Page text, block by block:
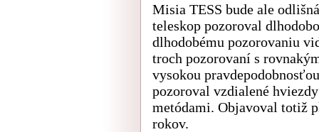
Misia TESS bude ale
teleskop pozoroval
dlhodobému pozorovaniu
troch pozorovaní s
vysokou
pozoroval vzdialené
metódami. Objavoval totiž
rokov.